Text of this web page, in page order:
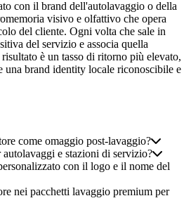
con il brand dell'autolavaggio o della
visivo e olfattivo che opera
del cliente. Ogni volta che sale in
del servizio e associa quella
è un tasso di ritorno più elevato,
una brand identity locale riconoscibile e
come omaggio post-lavaggio?
e stazioni di servizio?
con il logo e il nome del
nei pacchetti lavaggio premium per